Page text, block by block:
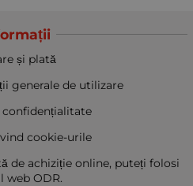
și plată
generale de utilizare
cookie-urile
de achiziție online, puteți folosi
web ODR.